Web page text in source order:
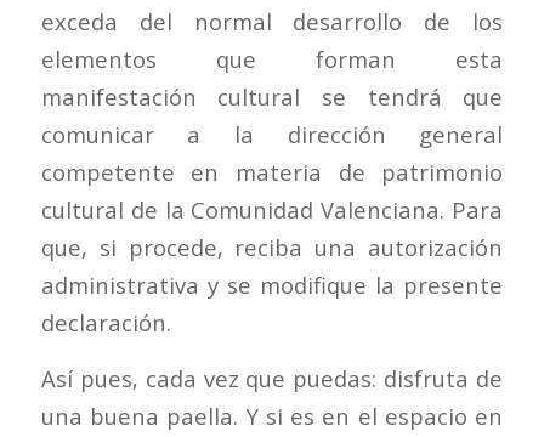
exceda del normal desarrollo de los
elementos que forman esta
manifestación cultural se tendrá que
comunicar a la dirección general
competente en materia de patrimonio
cultural de la Comunidad Valenciana. Para
que, si procede, reciba una autorización
administrativa y se modifique la presente
declaración.
Así pues, cada vez que puedas: disfruta de
una buena paella. Y si es en el espacio en